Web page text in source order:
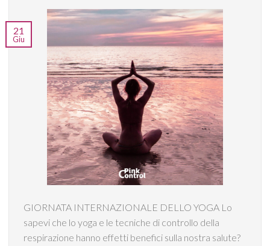
21
Giu
GIORNATA INTERNAZIONALE DELLO YOGA Lo
sapevi che lo yoga e le tecniche di controllo della
respirazione hanno effetti benefici sulla nostra salute?